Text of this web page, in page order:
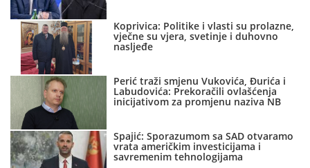
Koprivica: Politike i vlasti su prolazne,
vječne su vjera, svetinje i duhovno
nasljeđe
Perić traži smjenu Vukovića, Đurića i
Labudovića: Prekoračili ovlašćenja
inicijativom za promjenu naziva NB
Spajić: Sporazumom sa SAD otvaramo
vrata američkim investicijama i
savremenim tehnologijama